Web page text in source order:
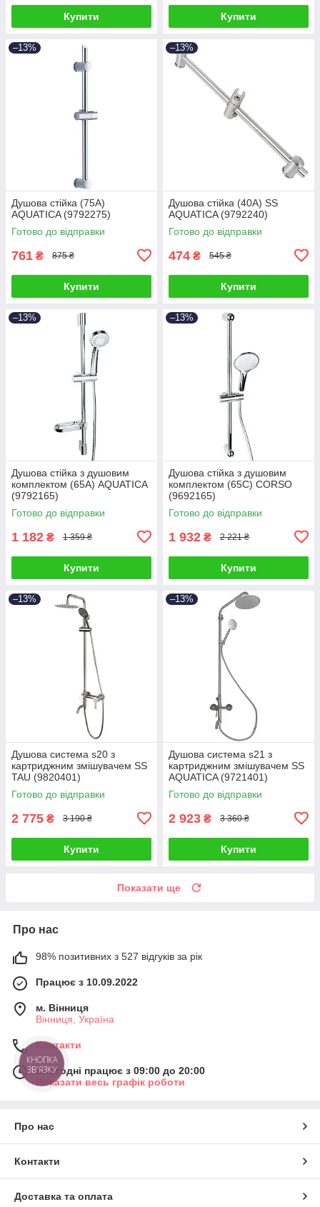
Купити Купити
–13%
Душова стійка (75A)
AQUATICA (9792275)
Готово до відправки
761 ₴ 875 ₴
Купити
–13%
Душова стійка (40A) SS
AQUATICA (9792240)
Готово до відправки
474 ₴ 545 ₴
Купити
–13%
Душова стійка з душовим
комплектом (65A) AQUATICA
(9792165)
Готово до відправки
1 182 ₴ 1 359 ₴
Купити
–13%
Душова стійка з душовим
комплектом (65C) CORSO
(9692165)
Готово до відправки
1 932 ₴ 2 221 ₴
Купити
–13%
Душова система s20 з
картриджним змішувачем SS
TAU (9820401)
Готово до відправки
2 775 ₴ 3 190 ₴
Купити
–13%
Душова система s21 з
картриджним змішувачем SS
AQUATICA (9721401)
Готово до відправки
2 923 ₴ 3 360 ₴
Купити
Показати ще
Про нас
98% позитивних з 527 відгуків за рік
Працює з 10.09.2022
м. Вінниця
Вінниця, Україна
Контакти
Сьогодні працює з 09:00 до 20:00
Показати весь графік роботи
Про нас
Контакти
Доставка та оплата
КНОПКА
ЗВ'ЯЗКУ